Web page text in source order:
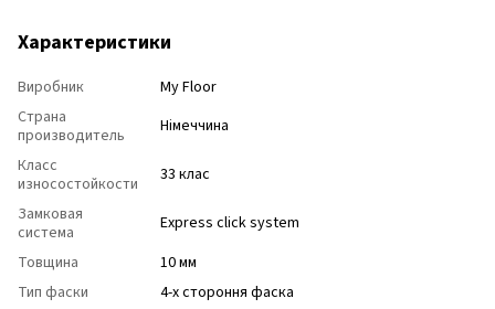
Характеристики
Виробник
My Floor
Страна
производитель
Німеччина
Класс
износостойкости
33 клас
Замковая
система
Express click system
Товщина
10 мм
Тип фаски
4-х стороння фаска